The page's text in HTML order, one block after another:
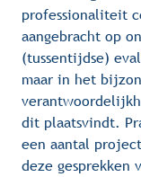
professionaliteit
aangebracht op
(tussentijdse)
maar in het
dit plaatsvindt.
een aantal
deze gesprekken